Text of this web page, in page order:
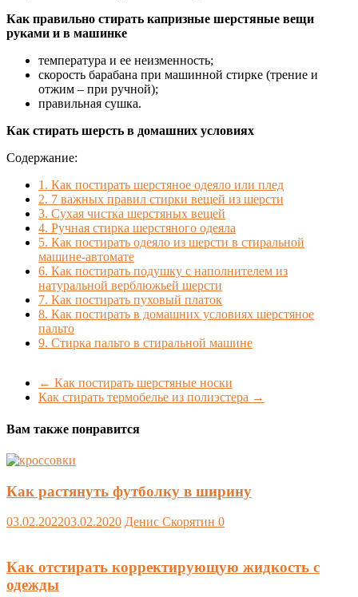
Как правильно стирать капризные шерстяные вещи
руками и в машинке
температура и ее неизменность;
скорость барабана при машинной стирке (трение и
отжим – при ручной);
правильная сушка.
Как стирать шерсть в домашних условиях
Содержание:
1. Как постирать шерстяное одеяло или плед
2. 7 важных правил стирки вещей из шерсти
3. Сухая чистка шерстяных вещей
4. Ручная стирка шерстяного одеяла
5. Как постирать одеяло из шерсти в стиральной
машине-автомате
6. Как постирать подушку с наполнителем из
натуральной верблюжьей шерсти
7. Как постирать пуховый платок
8. Как постирать в домашних условиях шерстяное
пальто
9. Стирка пальто в стиральной машине
← Как постирать шерстяные носки
Как стирать термобелье из полиэстера →
Вам также понравится
Как растянуть футболку в ширину
03.02.202203.02.2020 Денис Скорятин 0
Как отстирать корректирующую жидкость с
одежды